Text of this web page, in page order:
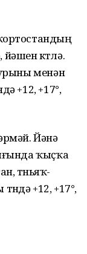
көтөлә.
урыны менән
+12, +17°,
Йәнә
ҡыҫҡа
төньяҡ-
+12, +17°,